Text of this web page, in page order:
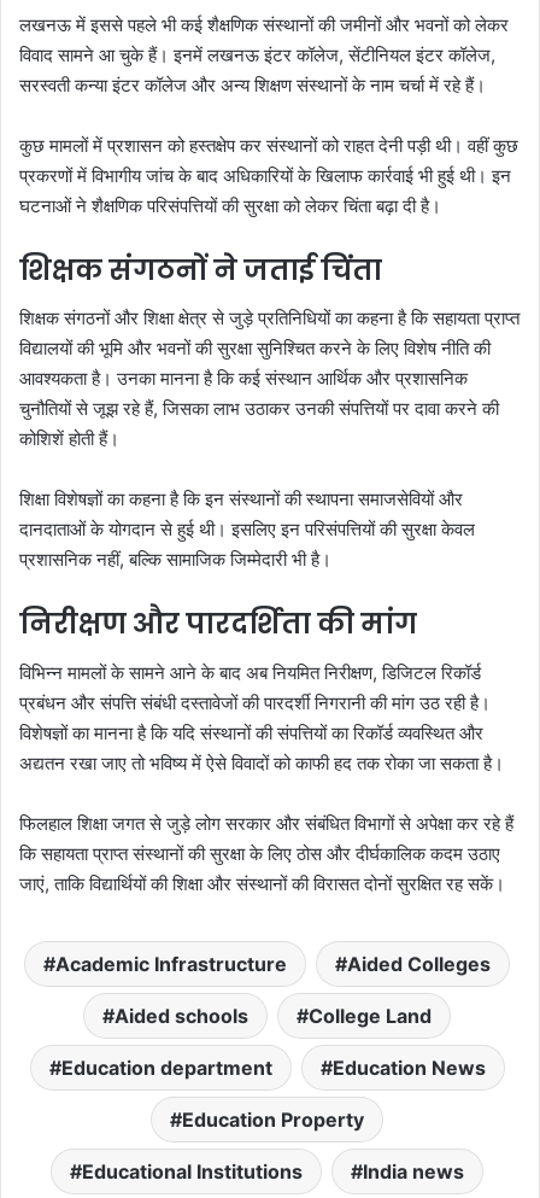
लखनऊ में इससे पहले भी कई शैक्षणिक संस्थानों की जमीनों और भवनों को लेकर
विवाद सामने आ चुके हैं। इनमें लखनऊ इंटर कॉलेज, सेंटीनियल इंटर कॉलेज,
सरस्वती कन्या इंटर कॉलेज और अन्य शिक्षण संस्थानों के नाम चर्चा में रहे हैं।
कुछ मामलों में प्रशासन को हस्तक्षेप कर संस्थानों को राहत देनी पड़ी थी। वहीं कुछ
प्रकरणों में विभागीय जांच के बाद अधिकारियों के खिलाफ कार्रवाई भी हुई थी। इन
घटनाओं ने शैक्षणिक परिसंपत्तियों की सुरक्षा को लेकर चिंता बढ़ा दी है।
शिक्षक संगठनों ने जताई चिंता
शिक्षक संगठनों और शिक्षा क्षेत्र से जुड़े प्रतिनिधियों का कहना है कि सहायता प्राप्त
विद्यालयों की भूमि और भवनों की सुरक्षा सुनिश्चित करने के लिए विशेष नीति की
आवश्यकता है। उनका मानना है कि कई संस्थान आर्थिक और प्रशासनिक
चुनौतियों से जूझ रहे हैं, जिसका लाभ उठाकर उनकी संपत्तियों पर दावा करने की
कोशिशें होती हैं।
शिक्षा विशेषज्ञों का कहना है कि इन संस्थानों की स्थापना समाजसेवियों और
दानदाताओं के योगदान से हुई थी। इसलिए इन परिसंपत्तियों की सुरक्षा केवल
प्रशासनिक नहीं, बल्कि सामाजिक जिम्मेदारी भी है।
निरीक्षण और पारदर्शिता की मांग
विभिन्न मामलों के सामने आने के बाद अब नियमित निरीक्षण, डिजिटल रिकॉर्ड
प्रबंधन और संपत्ति संबंधी दस्तावेजों की पारदर्शी निगरानी की मांग उठ रही है।
विशेषज्ञों का मानना है कि यदि संस्थानों की संपत्तियों का रिकॉर्ड व्यवस्थित और
अद्यतन रखा जाए तो भविष्य में ऐसे विवादों को काफी हद तक रोका जा सकता है।
फिलहाल शिक्षा जगत से जुड़े लोग सरकार और संबंधित विभागों से अपेक्षा कर रहे हैं
कि सहायता प्राप्त संस्थानों की सुरक्षा के लिए ठोस और दीर्घकालिक कदम उठाए
जाएं, ताकि विद्यार्थियों की शिक्षा और संस्थानों की विरासत दोनों सुरक्षित रह सकें।
Academic Infrastructure Aided Colleges
Aided schools College Land
Education department Education News
Education Property
Educational Institutions India news